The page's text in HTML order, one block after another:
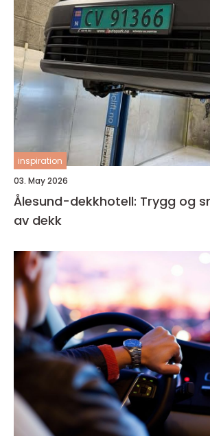
inspiration
03. May 2026
Ålesund-dekkhotell: Trygg og
av dekk